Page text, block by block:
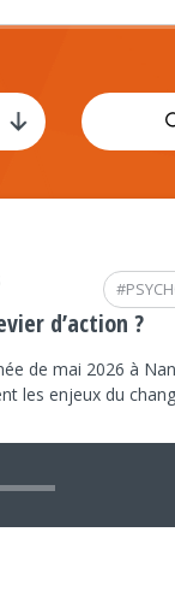
#
d’action ?
de mai 2026 à
les enjeux du